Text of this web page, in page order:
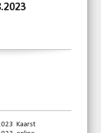
Kaarst